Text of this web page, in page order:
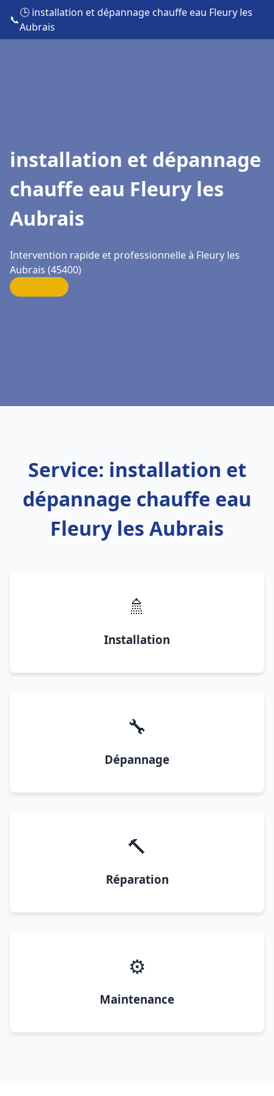
📞
🕒 installation et dépannage chauffe eau Fleury les
Aubrais
installation et dépannage
chauffe eau Fleury les
Aubrais
Intervention rapide et professionnelle à Fleury les
Aubrais (45400)
Service: installation et
dépannage chauffe eau
Fleury les Aubrais
🚿
Installation
🔧
Dépannage
🔨
Réparation
⚙️
Maintenance